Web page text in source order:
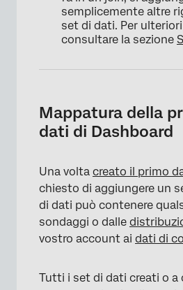
semplicemente altre
set di dati. Per
consultare la sezione
Mappatura della
dati di Dashboard
Una volta creato il primo
chiesto di aggiungere un
di dati può contenere
sondaggi o dalle
vostro account ai dati di
Tutti i set di dati creati o a